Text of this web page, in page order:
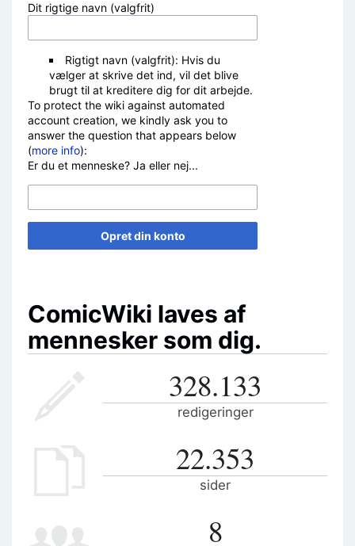
Dit rigtige navn (valgfrit)
Rigtigt navn (valgfrit): Hvis du
vælger at skrive det ind, vil det blive
brugt til at kreditere dig for dit arbejde.
To protect the wiki against automated
account creation, we kindly ask you to
answer the question that appears below
(more info):
Er du et menneske? Ja eller nej...
Opret din konto
ComicWiki laves af
mennesker som dig.
328.133
redigeringer
22.353
sider
8